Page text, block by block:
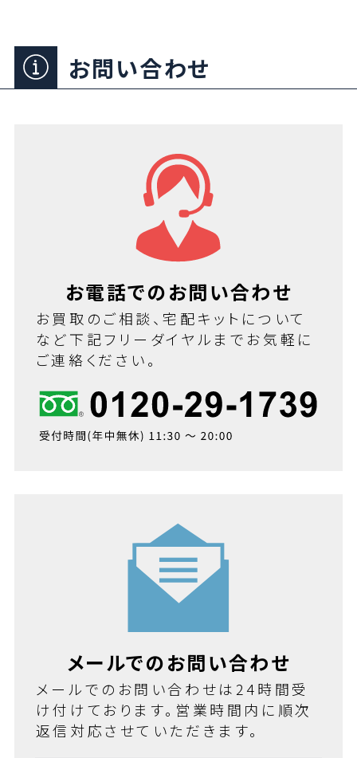
お問い合わせ
お電話でのお問い合わせ
お買取のご相談、宅配キットについて
など下記フリーダイヤルまでお気軽に
ご連絡ください。
メールでのお問い合わせ
メールでのお問い合わせは24時間受
け付けております。営業時間内に順次
返信対応させていただきます。